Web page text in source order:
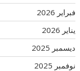
فبراير 2026
يناير 2026
ديسمبر 2025
نوفمبر 2025